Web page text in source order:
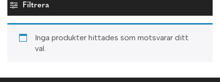
Filtrera
Inga produkter hittades som motsvarar ditt
val.